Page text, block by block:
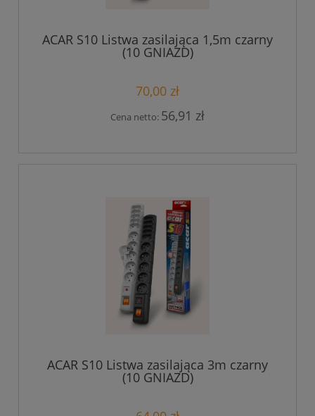
ACAR S10 Listwa zasilająca 1,5m czarny
(10 GNIAZD)
70,00 zł
Cena netto: 56,91 zł
ACAR S10 Listwa zasilająca 3m czarny
(10 GNIAZD)